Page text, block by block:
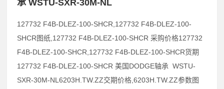
承 WSTU-SXR-30M-NL
127732 F4B-DLEZ-100-SHCR,127732 F4B-DLEZ-100-
SHCR图纸,127732 F4B-DLEZ-100-SHCR 采购价格127732
F4B-DLEZ-100-SHCR,127732 F4B-DLEZ-100-SHCR货期
127732 F4B-DLEZ-100-SHCR 美国DODGE轴承 WSTU-
SXR-30M-NL6203H.TW.ZZ交期价格,6203H.TW.ZZ参数图